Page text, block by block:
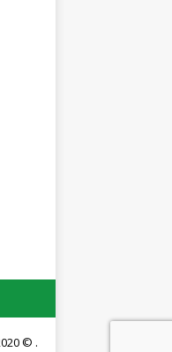
. © 2020 جميع الحقوق محفوظة للمديرية العامة للتعليم المهني والتقني